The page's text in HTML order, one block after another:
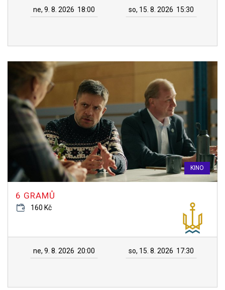
ne, 9. 8. 2026 18:00 so, 15. 8. 2026 15:30
KINO
6 GRAMŮ
160 Kč
ne, 9. 8. 2026 20:00 so, 15. 8. 2026 17:30